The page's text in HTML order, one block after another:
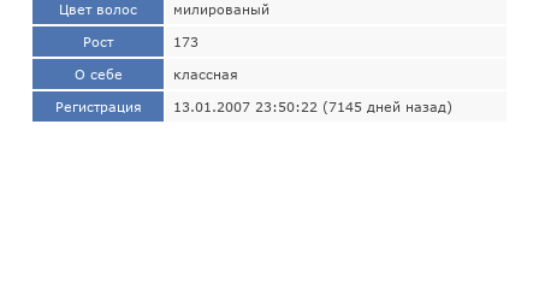
Цвет волос милированый
Рост 173
О себе классная
Регистрация 13.01.2007 23:50:22 (7145 дней назад)